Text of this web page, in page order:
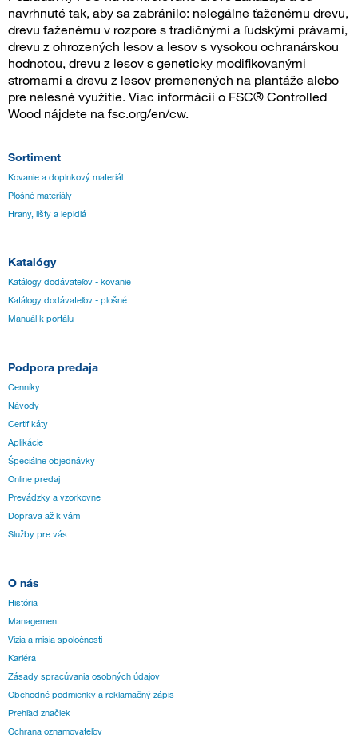
navrhnuté tak, aby sa zabránilo: nelegálne ťaženému drevu,
drevu ťaženému v rozpore s tradičnými a ľudskými právami,
drevu z ohrozených lesov a lesov s vysokou ochranárskou
hodnotou, drevu z lesov s geneticky modifikovanými
stromami a drevu z lesov premenených na plantáže alebo
pre nelesné využitie. Viac informácií o FSC® Controlled
Wood nájdete na fsc.org/en/cw.
Sortiment
Kovanie a doplnkový materiál
Plošné materiály
Hrany, lišty a lepidlá
Katalógy
Katálogy dodávateľov - kovanie
Katálogy dodávateľov - plošné
Manuál k portálu
Podpora predaja
Cenníky
Návody
Certifikáty
Aplikácie
Špeciálne objednávky
Online predaj
Prevádzky a vzorkovne
Doprava až k vám
Služby pre vás
O nás
História
Management
Vízia a misia spoločnosti
Kariéra
Zásady spracúvania osobných údajov
Obchodné podmienky a reklamačný zápis
Prehľad značiek
Ochrana oznamovateľov